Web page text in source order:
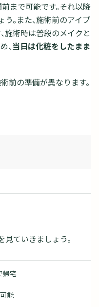
まで可能です。それ以降
。また、施術前のアイブ
施術時は普段のメイクと
、当日は化粧をしたまま
前の準備が異なります。
ていきましょう。
帰宅
能